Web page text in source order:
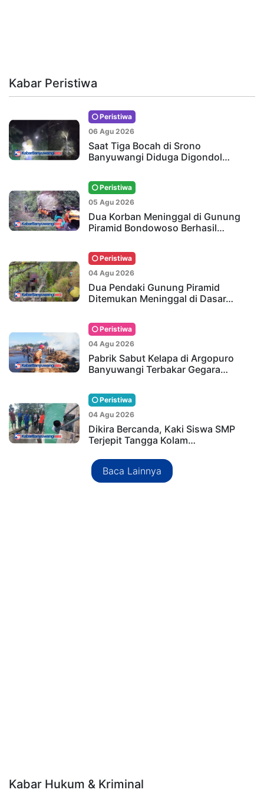
Kabar Peristiwa
Peristiwa
06 Agu 2026
Saat Tiga Bocah di Srono
Banyuwangi Diduga Digondol…
Peristiwa
05 Agu 2026
Dua Korban Meninggal di Gunung
Piramid Bondowoso Berhasil…
Peristiwa
04 Agu 2026
Dua Pendaki Gunung Piramid
Ditemukan Meninggal di Dasar…
Peristiwa
04 Agu 2026
Pabrik Sabut Kelapa di Argopuro
Banyuwangi Terbakar Gegara…
Peristiwa
04 Agu 2026
Dikira Bercanda, Kaki Siswa SMP
Terjepit Tangga Kolam…
Baca Lainnya
Kabar Hukum & Kriminal